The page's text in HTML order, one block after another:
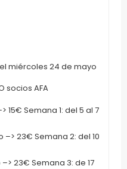
miércoles 24 de mayo
socios AFA
15€ Semana 1: del 5 al 7
–> 23€ Semana 2: del 10
23€ Semana 3: de 17